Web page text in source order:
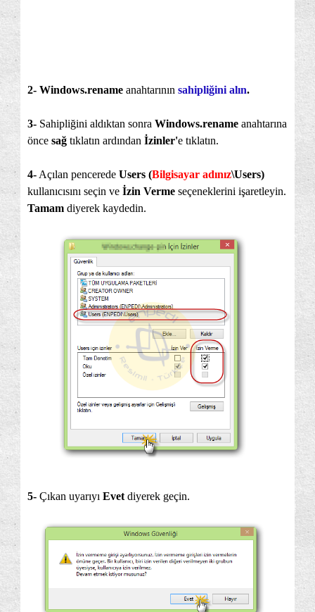
2- Windows.rename anahtarının sahipliğini alın.
3- Sahipliğini aldıktan sonra Windows.rename anahtarına
önce sağ tıklatın ardından İzinler'e tıklatın.
4- Açılan pencerede Users (Bilgisayar adınız\Users)
kullanıcısını seçin ve İzin Verme seçeneklerini işaretleyin.
Tamam diyerek kaydedin.
5- Çıkan uyarıyı Evetdiyerek geçin.